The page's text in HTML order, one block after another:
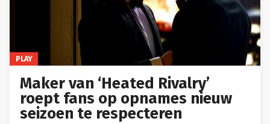
PLAY
Maker van ‘Heated Rivalry’
roept fans op opnames nieuw
seizoen te respecteren